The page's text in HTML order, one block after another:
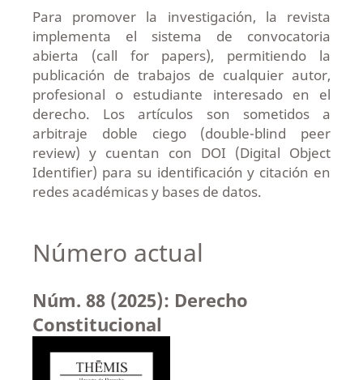
Para promover la investigación, la revista
implementa el sistema de convocatoria
abierta (call for papers), permitiendo la
publicación de trabajos de cualquier autor,
profesional o estudiante interesado en el
derecho. Los artículos son sometidos a
arbitraje doble ciego (double-blind peer
review) y cuentan con DOI (Digital Object
Identifier) para su identificación y citación en
redes académicas y bases de datos.
Número actual
Núm. 88 (2025): Derecho
Constitucional